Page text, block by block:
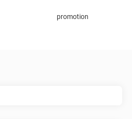
promotion